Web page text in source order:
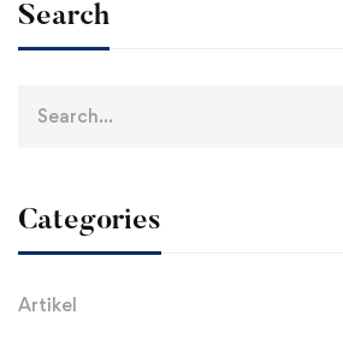
Search
Categories
Artikel